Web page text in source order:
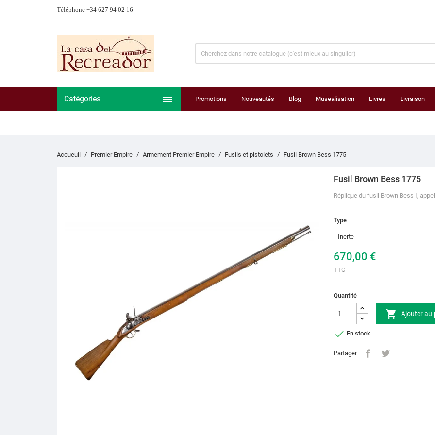
Téléphone +34 627 94 02 16
Catégories  Promotions Nouveautés Blog Musealisation Livres Livraison
Accueuil Premier Empire Armement Premier Empire Fusils et pistolets Fusil Brown Bess 1775
Fusil Brown Bess 1775
Réplique du fusil Brown Bess I,
Type
670,00 €
TTC
Quantité
 Ajouter au
 En stock
Partager